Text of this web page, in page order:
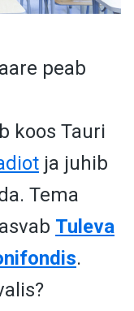
peab
koos Tauri
ja juhib
Tema
Tuleva
.